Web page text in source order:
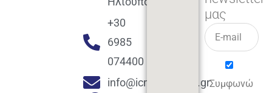
+30
6985
074400
info@icmacademy.gr
μας
Συμφωνώ